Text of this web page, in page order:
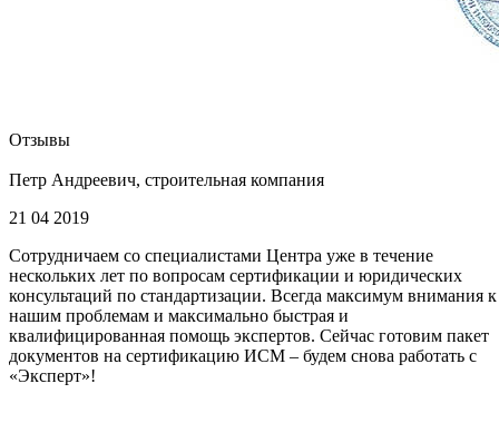
Отзывы
Петр Андреевич, строительная компания
21 04 2019
Сотрудничаем со специалистами Центра уже в течение
нескольких лет по вопросам сертификации и юридических
консультаций по стандартизации. Всегда максимум внимания к
нашим проблемам и максимально быстрая и
квалифицированная помощь экспертов. Сейчас готовим пакет
документов на сертификацию ИСМ – будем снова работать с
«Эксперт»!